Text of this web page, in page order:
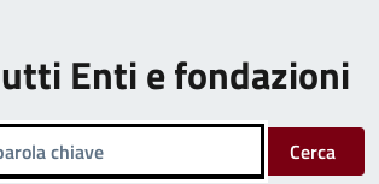
Enti e fondazioni
Cerca